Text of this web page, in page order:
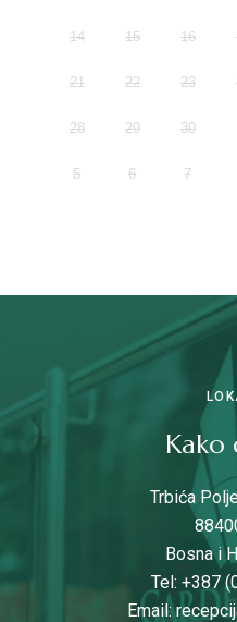
14 15 16
21 22 23
28 29 30
5 6 7
Kako
Trbića
Bosna i
Tel: +387
Email: